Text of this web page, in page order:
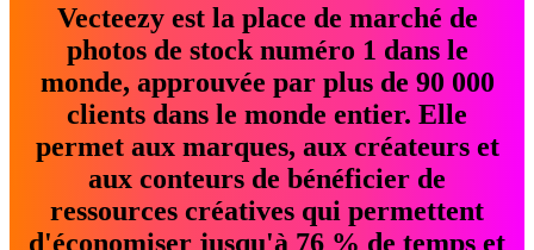
Vecteezy est la place de marché de
photos de stock numéro 1 dans le
monde, approuvée par plus de 90 000
clients dans le monde entier. Elle
permet aux marques, aux créateurs et
aux conteurs de bénéficier de
ressources créatives qui permettent
d'économiser jusqu'à 76 % de temps et